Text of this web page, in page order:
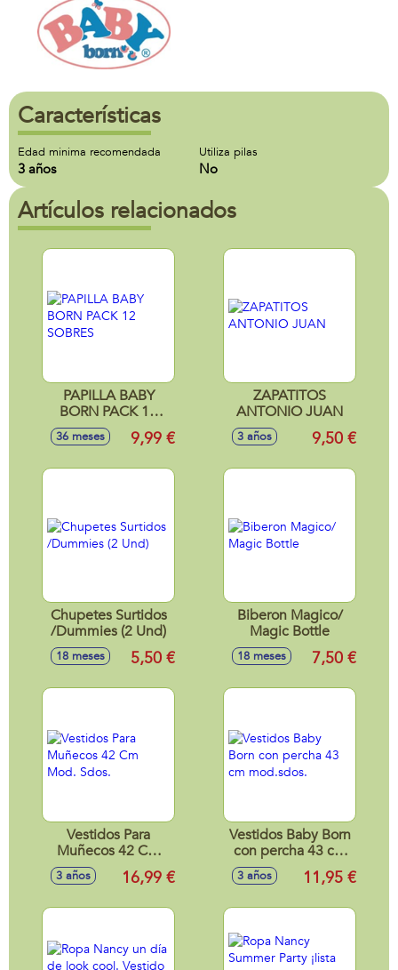
Características
Edad minima recomendada
3 años
Utiliza pilas
No
Artículos relacionados
PAPILLA BABY
BORN PACK 12
SOBRES
36 meses 9,99 €
ZAPATITOS
ANTONIO JUAN
3 años 9,50 €
Chupetes Surtidos
/Dummies (2 Und)
18 meses 5,50 €
Biberon Magico/
Magic Bottle
18 meses 7,50 €
Vestidos Para
Muñecos 42 Cm
Mod. Sdos.
3 años 16,99 €
Vestidos Baby Born
con percha 43 cm
mod.sdos.
3 años 11,95 €